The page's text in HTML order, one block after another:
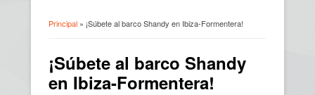
Principal » ¡Súbete al barco Shandy en Ibiza-Formentera!
¡Súbete al barco Shandy
en Ibiza-Formentera!